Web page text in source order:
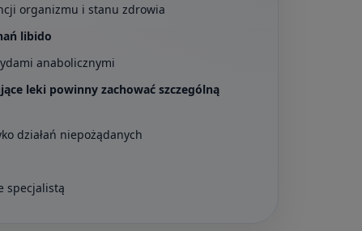
organizmu i stanu zdrowia
libido
anabolicznymi
leki powinny zachować szczególną
działań niepożądanych
specjalistą